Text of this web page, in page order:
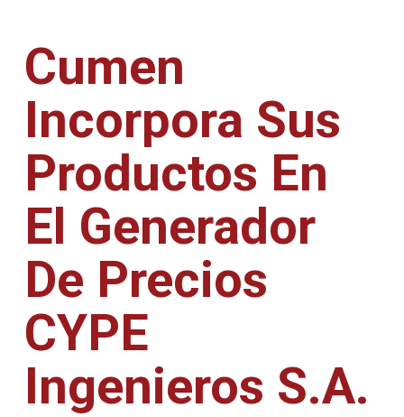
Cumen
Incorpora Sus
Productos En
El Generador
De Precios
CYPE
Ingenieros S.A.